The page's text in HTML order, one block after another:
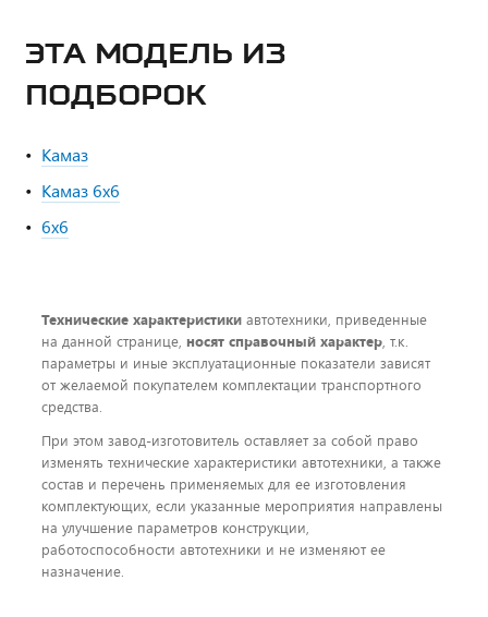
ЭТА МОДЕЛЬ ИЗ
ПОДБОРОК
Камаз
Камаз 6х6
6х6
Технические характеристики автотехники, приведенные
на данной странице, носят справочный характер, т.к.
параметры и иные эксплуатационные показатели зависят
от желаемой покупателем комплектации транспортного
средства.
При этом завод-изготовитель оставляет за собой право
изменять технические характеристики автотехники, а также
состав и перечень применяемых для ее изготовления
комплектующих, если указанные мероприятия направлены
на улучшение параметров конструкции,
работоспособности автотехники и не изменяют ее
назначение.